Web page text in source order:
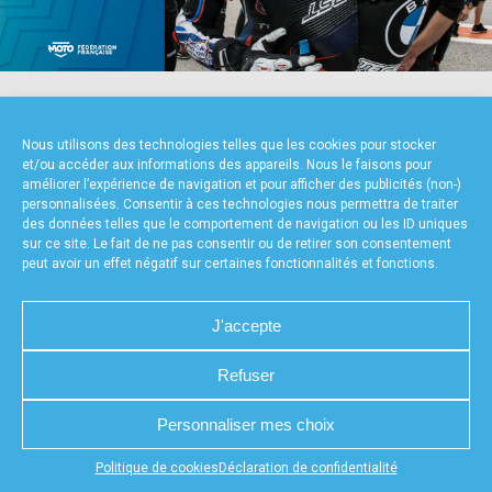
Nous utilisons des technologies telles que les cookies pour stocker
et/ou accéder aux informations des appareils. Nous le faisons pour
améliorer l’expérience de navigation et pour afficher des publicités (non-)
personnalisées. Consentir à ces technologies nous permettra de traiter
des données telles que le comportement de navigation ou les ID uniques
sur ce site. Le fait de ne pas consentir ou de retirer son consentement
peut avoir un effet négatif sur certaines fonctionnalités et fonctions.
J'accepte
Refuser
Personnaliser mes choix
Politique de cookies Déclaration de confidentialité
Appuyez sur le bouton partager en bas de votre
accéder à la billetterie
CHARTE DE CONFIDENTIALITÉ
NOUS CONTACTER
POLITIQUE DE COOKIES (UE)
DÉCLARATION DE CONFIDENTIALITÉ (UE)